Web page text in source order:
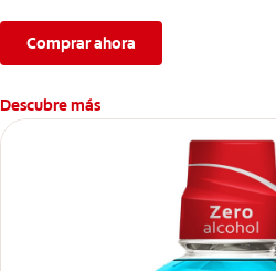
Comprar ahora
Descubre más